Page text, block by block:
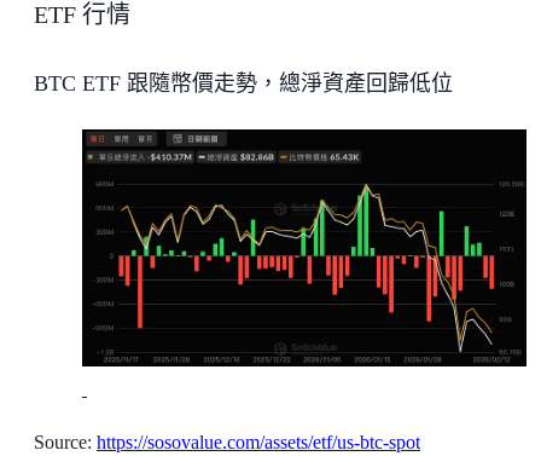
ETF 行情
BTC ETF 跟隨幣價走勢，總淨資產回歸低位
Source: https://sosovalue.com/assets/etf/us-btc-spot